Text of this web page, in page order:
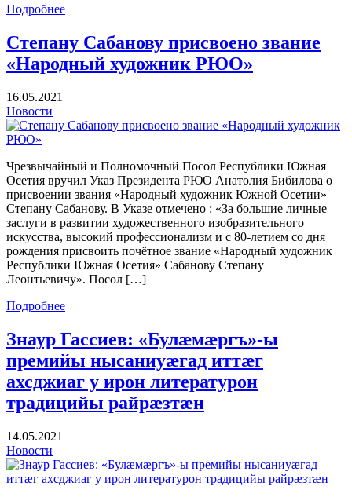
Подробнее
Степану Сабанову присвоено звание
«Народный художник РЮО»
16.05.2021
Новости
Чрезвычайный и Полномочный Посол Республики Южная
Осетия вручил Указ Президента РЮО Анатолия Бибилова о
присвоении звания «Народный художник Южной Осетии»
Степану Сабанову. В Указе отмечено : «За большие личные
заслуги в развитии художественного изобразительного
искусства, высокий профессионализм и с 80-летием со дня
рождения присвоить почётное звание «Народный художник
Республики Южная Осетия» Сабанову Степану
Леонтьевичу». Посол […]
Подробнее
Знаур Гассиев: «Булæмæргъ»-ы
премийы нысаниуæгад иттæг
ахсджиаг у ирон литературон
традицийы райрæзтæн
14.05.2021
Новости